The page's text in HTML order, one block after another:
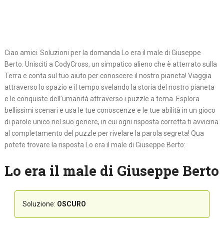
Ciao amici. Soluzioni per la domanda Lo era il male di Giuseppe
Berto. Unisciti a CodyCross, un simpatico alieno che è atterrato sulla
Terra e conta sul tuo aiuto per conoscere il nostro pianeta! Viaggia
attraverso lo spazio e il tempo svelando la storia del nostro pianeta
e le conquiste dell’umanità attraverso i puzzle a tema. Esplora
bellissimi scenari e usa le tue conoscenze e le tue abilità in un gioco
di parole unico nel suo genere, in cui ogni risposta corretta ti avvicina
al completamento del puzzle per rivelare la parola segreta! Qua
potete trovare la risposta Lo era il male di Giuseppe Berto:
Lo era il male di Giuseppe Berto
Soluzione: OSCURO